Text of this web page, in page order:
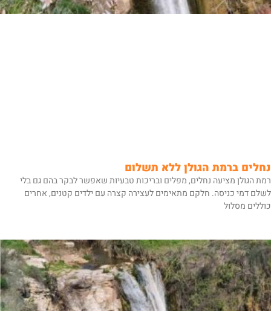
נחלים ברמת הגולן ללא תשלום
רמת הגולן מציעה נחלים, מפלים ובריכות טבעיות שאפשר לבקר בהם גם בלי
לשלם דמי כניסה. חלקם מתאימים לעצירה קצרה עם ילדים קטנים, אחרים
כוללים מסלול